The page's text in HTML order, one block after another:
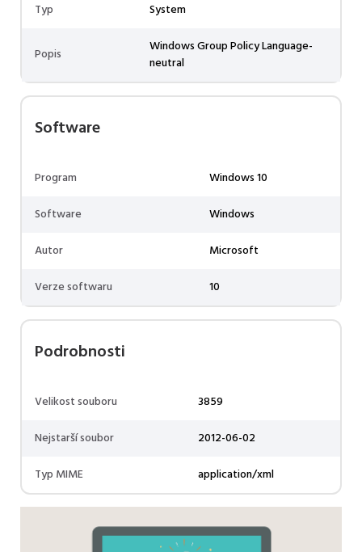
Typ
System
Popis
Windows Group Policy Language-
neutral
Software
Program
Windows 10
Software
Windows
Autor
Microsoft
Verze softwaru
10
Podrobnosti
Velikost souboru
3859
Nejstarší soubor
2012-06-02
Typ MIME
application/xml